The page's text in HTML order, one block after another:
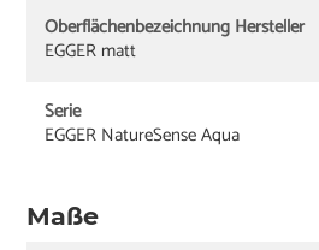
Oberflächenbezeichnung Hersteller
EGGER matt
Serie
EGGER NatureSense Aqua
Maße